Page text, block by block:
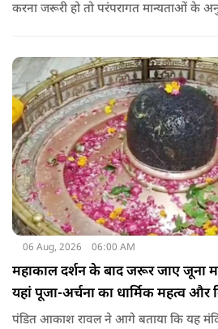
करना जरूरी हो तो परंपरागत मान्यताओं के
06 Aug, 2026 06:00 AM
महाकाल दर्शन के बाद जरूर जाए जूना
यहां पूजा-अर्चना का धार्मिक महत्व और
पंडित आकाश रावल ने आगे बताया कि यह मंदिर